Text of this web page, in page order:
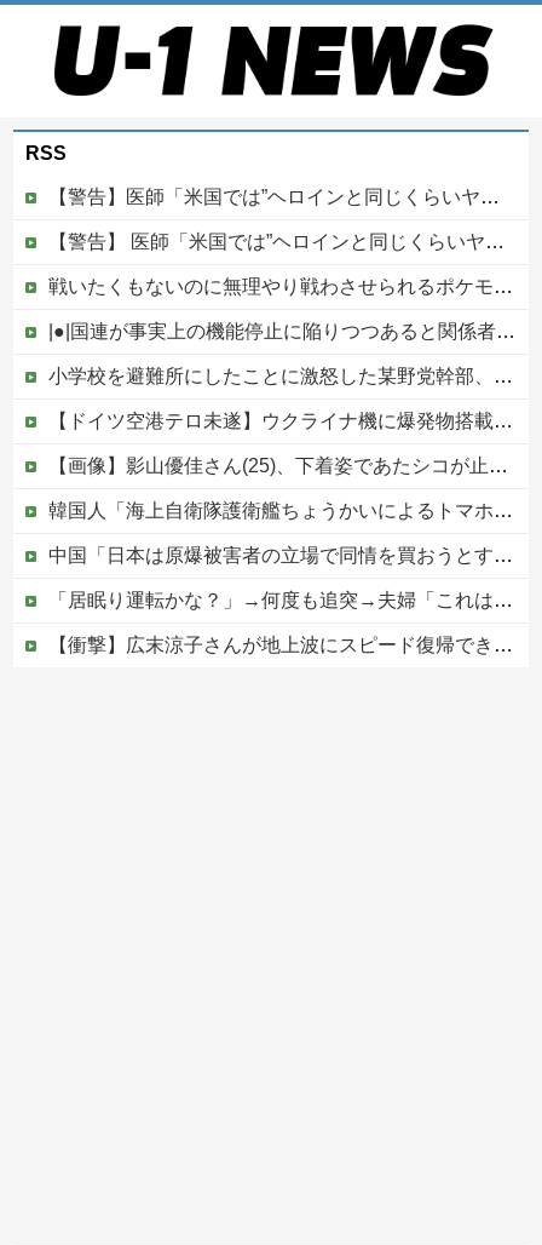
RSS
【警告】医師「米国では”ヘロインと同じくらいヤバい薬”が日本では平気で処方されてる」
【警告】 医師「米国では”ヘロインと同じくらいヤバい薬”が日本では平気で処方されてる」
戦いたくもないのに無理やり戦わさせられるポケモンが可哀想
|●|国連が事実上の機能停止に陥りつつあると関係者が告白、特に役に立たないくせに高給だけ毟り取った結果……
小学校を避難所にしたことに激怒した某野党幹部、僅か3文字で論破される偉業を達成してしまい……
【ドイツ空港テロ未遂】ウクライナ機に爆発物搭載ドローン接近→空港職員が蹴り落とす 偶然起爆せず最悪の事態回避「高性能C4搭載していた」他
【画像】影山優佳さん(25)、下着姿であたシコが止まらない
韓国人「海上自衛隊護衛艦ちょうかいによるトマホーク巡航ミサイルの実射試験に韓国人が衝撃！」→「着々と進む最新鋭の防衛装備‥」
中国「日本は原爆被害者の立場で同情を買おうとするのを止めろ」
「居眠り運転かな？」→何度も追突→夫婦「これは事故じゃない」と気付く…
【衝撃】広末涼子さんが地上波にスピード復帰できる理由←コレ、誰にも分からない模様w w w w w w w w